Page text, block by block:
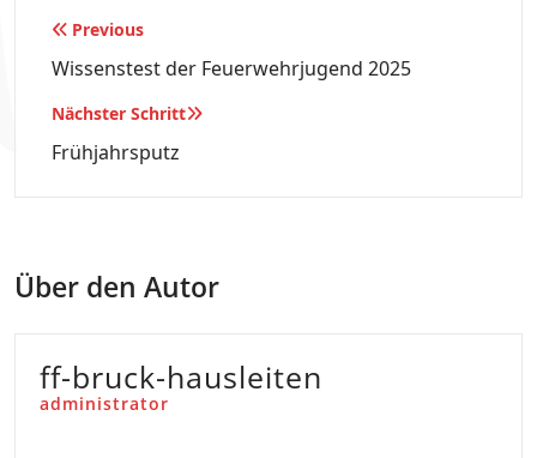
Beitragsnavigation
Previous
Wissenstest der Feuerwehrjugend 2025
Nächster Schritt
Frühjahrsputz
Über den Autor
ff-bruck-hausleiten
administrator